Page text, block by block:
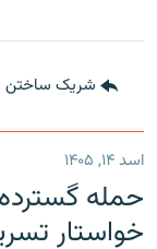
شریک ساختن
اسد ۱۴, ۱۴۰۵
حمله
خواستار